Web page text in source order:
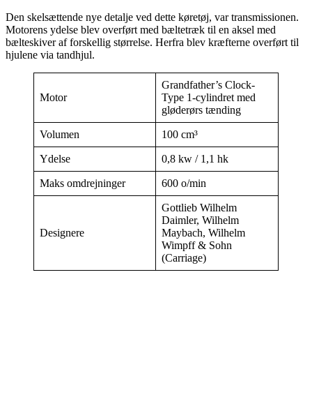
Den skelsættende nye detalje ved dette køretøj, var transmissionen.
Motorens ydelse blev overført med bæltetræk til en aksel med
bælteskiver af forskellig størrelse. Herfra blev kræfterne overført til
hjulene via tandhjul.
Motor
Grandfather’s Clock-
Type 1-cylindret med
gløderørs tænding
Volumen 100 cm³
Ydelse 0,8 kw / 1,1 hk
Maks omdrejninger 600 o/min
Designere
Gottlieb Wilhelm
Daimler, Wilhelm
Maybach, Wilhelm
Wimpff & Sohn
(Carriage)